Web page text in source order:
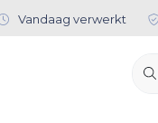
Vandaag verwerkt